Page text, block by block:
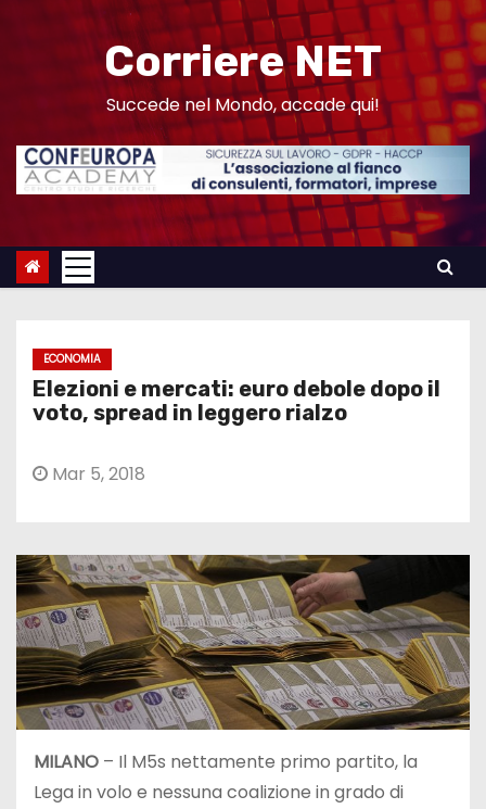
n
Corriere NET
Succede nel Mondo, accade qui!
ECONOMIA
Elezioni e mercati: euro debole dopo il
voto, spread in leggero rialzo
Mar 5, 2018
MILANO – Il M5s nettamente primo partito, la
Lega in volo e nessuna coalizione in grado di